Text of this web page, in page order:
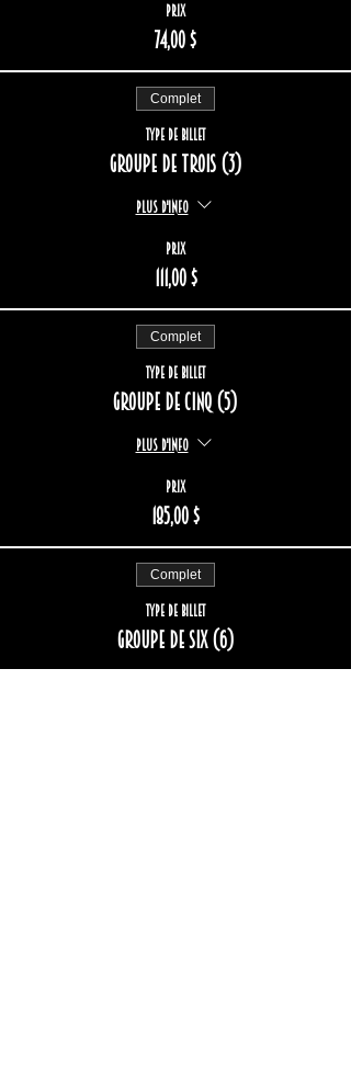
Prix
74,00 $
Complet
Type de billet
Groupe de trois (3)
Plus d'info
Prix
111,00 $
Complet
Type de billet
Groupe de cinq (5)
Plus d'info
Prix
185,00 $
Complet
Type de billet
Groupe de six (6)